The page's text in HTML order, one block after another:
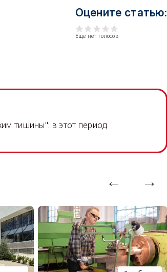
Оцените статью:
Еще нет голосов
тишины": в этот период